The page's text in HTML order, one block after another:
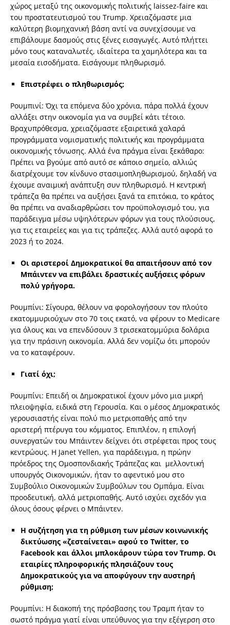
χώρος μεταξύ της οικονομικής πολιτικής laissez-faire και
του προστατευτισμού του Trump. Χρειαζόμαστε μια
καλύτερη βιομηχανική βάση αντί να συνεχίσουμε να
επιβάλουμε δασμούς στις ξένες εισαγωγές. Αυτό πλήττει
μόνο τους καταναλωτές, ιδιαίτερα τα χαμηλότερα και τα
μεσαία εισοδήματα. Εισάγουμε πληθωρισμό.
Επιστρέφει ο πληθωρισμός;
Ρουμπινί: Όχι τα επόμενα δύο χρόνια, πάρα πολλά έχουν
αλλάξει στην οικονομία για να συμβεί κάτι τέτοιο.
Βραχυπρόθεσμα, χρειαζόμαστε εξαιρετικά χαλαρά
προγράμματα νομισματικής πολιτικής και προγράμματα
οικονομικής τόνωσης. Αλλά ένα πράγμα είναι ξεκάθαρο:
Πρέπει να βγούμε από αυτό σε κάποιο σημείο, αλλιώς
διατρέχουμε τον κίνδυνο στασιμοπληθωρισμού, δηλαδή να
έχουμε αναιμική ανάπτυξη συν πληθωρισμό. Η κεντρική
τράπεζα θα πρέπει να αυξήσει ξανά τα επιτόκια, το κράτος
θα πρέπει να αναδιαρθρώσει τον προϋπολογισμό του, για
παράδειγμα μέσω υψηλότερων φόρων για τους πλούσιους,
για τις εταιρείες και για τις τράπεζες. Αλλά αυτό αφορά το
2023 ή το 2024.
Οι αριστεροί Δημοκρατικοί θα απαιτήσουν από τον
Μπάιντεν να επιβάλει δραστικές αυξήσεις φόρων
πολύ γρήγορα.
Ρουμπίνι: Σίγουρα, θέλουν να φορολογήσουν τον πλούτο
εκατομμυριούχων στο 70 τοις εκατό, να φέρουν το Medicare
για όλους και να επενδύσουν 3 τρισεκατομμύρια δολάρια
για την πράσινη οικονομία. Αλλά δεν νομίζω ότι μπορούν
να το καταφέρουν.
Γιατί όχι;
Ρουμπίνι: Επειδή οι Δημοκρατικοί έχουν μόνο μια μικρή
πλειοψηφία, ειδικά στη Γερουσία. Και ο μέσος Δημοκρατικός
γερουσιαστής είναι πολύ πιο μετριοπαθής από την
αριστερή πτέρυγα του κόμματος. Επιπλέον, η επιλογή
συνεργατών του Μπάιντεν δείχνει ότι στρέφεται προς τους
κεντρώους. Η Janet Yellen, για παράδειγμα, η πρώην
πρόεδρος της Ομοσπονδιακής Τράπεζας και μελλοντική
υπουργός Οικονομικών, ήταν το αφεντικό μου στο
Συμβούλιο Οικονομικών Συμβούλων του Ομπάμα. Είναι
προοδευτική, αλλά μετριοπαθής. Αυτό ισχύει σχεδόν για
όλους όσους φέρνει ο Μπάιντεν.
Η συζήτηση για τη ρύθμιση των μέσων κοινωνικής
δικτύωσης «ζεσταίνεται» αφού το Twitter, το
Facebook και άλλοι μπλοκάρουν τώρα τον Trump. Οι
εταιρίες πληροφορικής πλησιάζουν τους
Δημοκρατικούς για να αποφύγουν την αυστηρή
ρύθμιση;
Ρουμπίνι: Η διακοπή της πρόσβασης του Τραμπ ήταν το
σωστό πράγμα γιατί είναι υπεύθυνος για την εξέγερση στο